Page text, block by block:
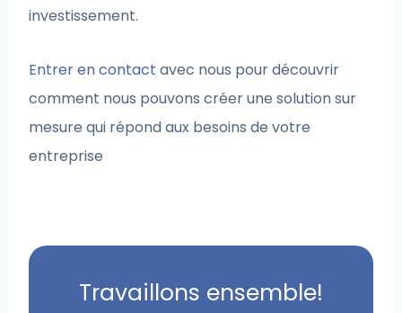
investissement.
Entrer en contact avec nous pour découvrir
comment nous pouvons créer une solution sur
mesure qui répond aux besoins de votre
entreprise
Travaillons ensemble!